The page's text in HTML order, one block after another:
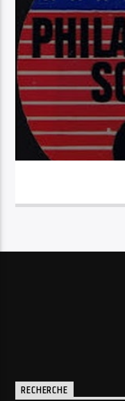
LET'S CLEAN UP THE
PHILADELPHIA SOUND
RECHERCHE